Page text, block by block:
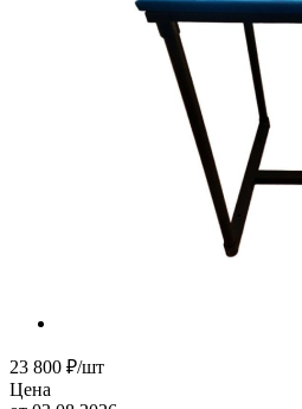
23 800 ₽/шт
Цена